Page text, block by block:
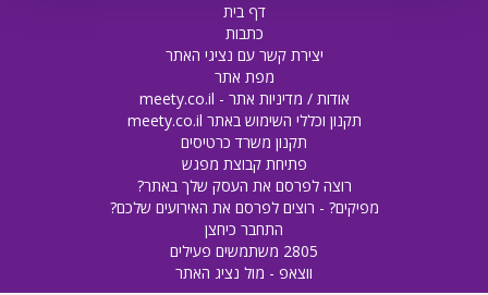
דף בית
כתבות
יצירת קשר עם נציגי האתר
מפת אתר
אודות / מדיניות אתר - meety.co.il
תקנון וכללי השימוש באתר meety.co.il
תקנון משרד כרטיסים
פתיחת קבוצת מפגש
רוצה לפרסם את העסק שלך באתר?
מפיקים? - רוצים לפרסם את האירועים שלכם?
התחבר כיחצן
2805 משתמשים פעילים
ווצאפ - מול נציג האתר